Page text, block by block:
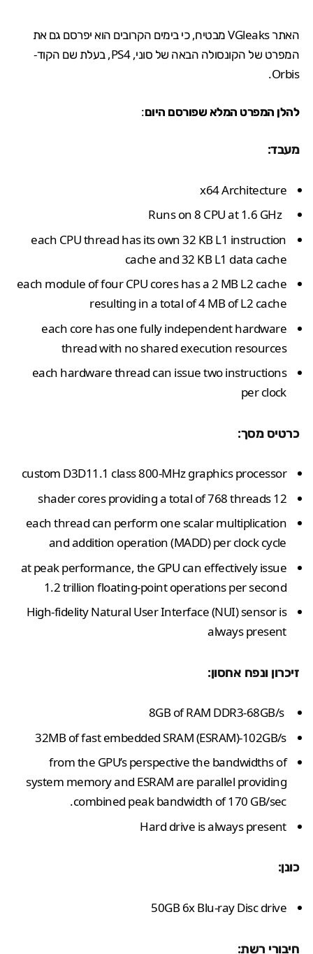
האתר VGleaks מבטיח, כי בימים הקרובים הוא יפרסם גם את
המפרט של הקונסולה הבאה של סוני,PS4, בעלת שם הקוד-
Orbis.
להלן המפרט המלא שפורסם היום:
מעבד:
x64 Architecture
Runs on 8 CPU at 1.6 GHz
each CPU thread has its own 32 KB L1 instruction
cache and 32 KB L1 data cache
each module of four CPU cores has a 2 MB L2 cache
resulting in a total of 4 MB of L2 cache
each core has one fully independent hardware
thread with no shared execution resources
each hardware thread can issue two instructions
per clock
כרטיס מסך:
custom D3D11.1 class 800-MHz graphics processor
12 shader cores providing a total of 768 threads
each thread can perform one scalar multiplication
and addition operation (MADD) per clock cycle
at peak performance, the GPU can effectively issue
1.2 trillion floating-point operations per second
High-fidelity Natural User Interface (NUI) sensor is
always present
זיכרון ונפח אחסון:
8GB of RAM DDR3-68GB/s
32MB of fast embedded SRAM (ESRAM)-102GB/s
from the GPU’s perspective the bandwidths of
system memory and ESRAM are parallel providing
combined peak bandwidth of 170 GB/sec.
Hard drive is always present
כונן:
50GB 6x Blu-ray Disc drive
חיבורי רשת: